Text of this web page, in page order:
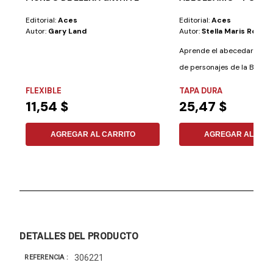
Editorial:Aces
Autor: Gary Land
FLEXIBLE
11,54 $
AGREGAR AL CARRITO
Editorial:Aces
Autor:Stella Maris
Aprende el abecedario
de personajes de la Biblia.
TAPA DURA
25,47 $
AGREGAR AL
DETALLES DEL PRODUCTO
REFERENCIA 306221